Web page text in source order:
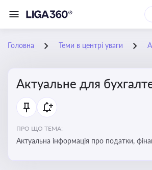
Головна Теми в центрі уваги
Актуальне для
ПРО ЩО ТЕМА:
Актуальна інформація про податки,